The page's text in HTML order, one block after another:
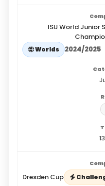
ISU World Junior
Worlds 2024/2025
Dresden Cup